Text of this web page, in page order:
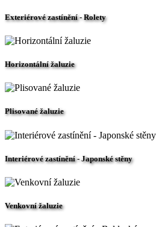
Exteriérové zastínění - Rolety
Horizontální žaluzie
Plisované žaluzie
Interiérové zastínění - Japonské stěny
Venkovní žaluzie